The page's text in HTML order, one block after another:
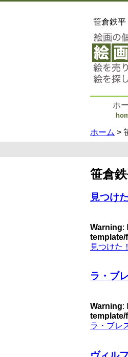
笹倉鉄平
ホ
ホーム >
笹倉
見つけ
Warning:
見つけた！
ラ・ブ
Warning:
ラ・ブレ